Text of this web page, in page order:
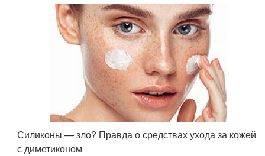
Силиконы — зло? Правда о средствах ухода за кожей
с диметиконом